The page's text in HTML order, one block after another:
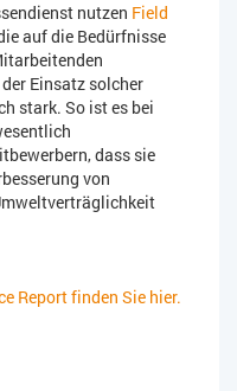
nutzen Field
auf die Bedürfnisse
Einsatz solcher
stark. So ist es bei
dass sie
von
Report finden Sie hier.